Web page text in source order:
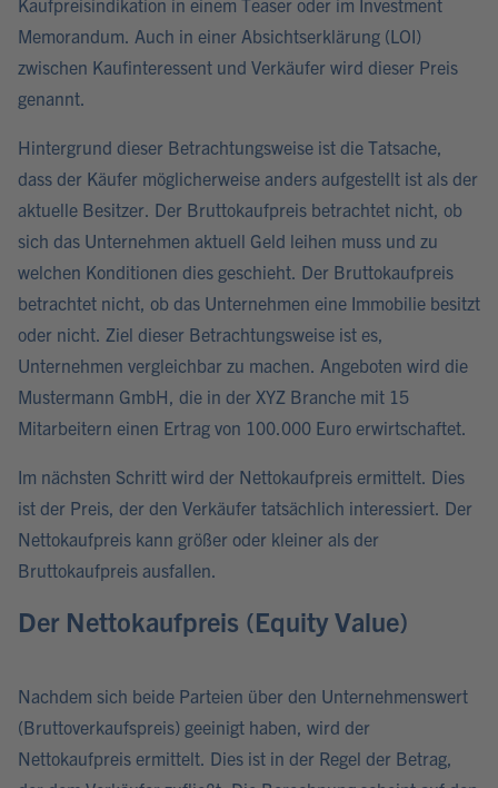
Memorandum. Auch in einer Absichtserklärung (LOI)
zwischen Kaufinteressent und Verkäufer wird dieser Preis
genannt.
Hintergrund dieser Betrachtungsweise ist die Tatsache,
dass der Käufer möglicherweise anders aufgestellt ist als der
aktuelle Besitzer. Der Bruttokaufpreis betrachtet nicht, ob
sich das Unternehmen aktuell Geld leihen muss und zu
welchen Konditionen dies geschieht. Der Bruttokaufpreis
betrachtet nicht, ob das Unternehmen eine Immobilie besitzt
oder nicht. Ziel dieser Betrachtungsweise ist es,
Unternehmen vergleichbar zu machen. Angeboten wird die
Mustermann GmbH, die in der XYZ Branche mit 15
Mitarbeitern einen Ertrag von 100.000 Euro erwirtschaftet.
Im nächsten Schritt wird der Nettokaufpreis ermittelt. Dies
ist der Preis, der den Verkäufer tatsächlich interessiert. Der
Nettokaufpreis kann größer oder kleiner als der
Bruttokaufpreis ausfallen.
Der Nettokaufpreis (Equity Value)
Nachdem sich beide Parteien über den Unternehmenswert
(Bruttoverkaufspreis) geeinigt haben, wird der
Nettokaufpreis ermittelt. Dies ist in der Regel der Betrag,